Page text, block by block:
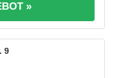
»
9